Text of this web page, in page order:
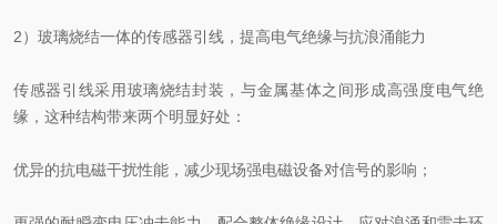
2）玻璃烧结一体的传感器引线，提高电气绝缘与抗浪涌能力
传感器引线采用玻璃烧结封装，与金属基体之间形成高强度电气绝
缘，这种结构带来两个明显好处：
优异的抗电磁干扰性能，减少现场强电磁设备对信号的影响；